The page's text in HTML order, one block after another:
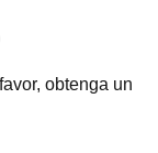
obtenga un